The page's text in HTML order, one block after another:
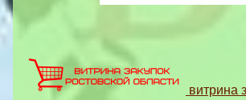
витрина